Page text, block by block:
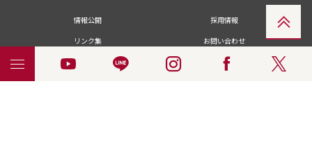
情報公開
採用情報
リンク集
お問い合わせ
メディアの皆さま
卒業生の皆さま